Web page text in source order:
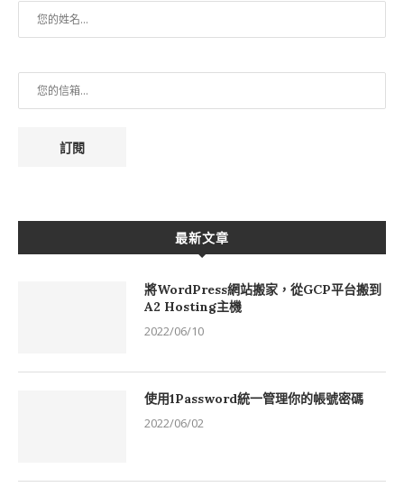
訂閱
最新文章
將WordPress網站搬家，從GCP平台搬到
A2 Hosting主機
2022/06/10
使用1Password統一管理你的帳號密碼
2022/06/02